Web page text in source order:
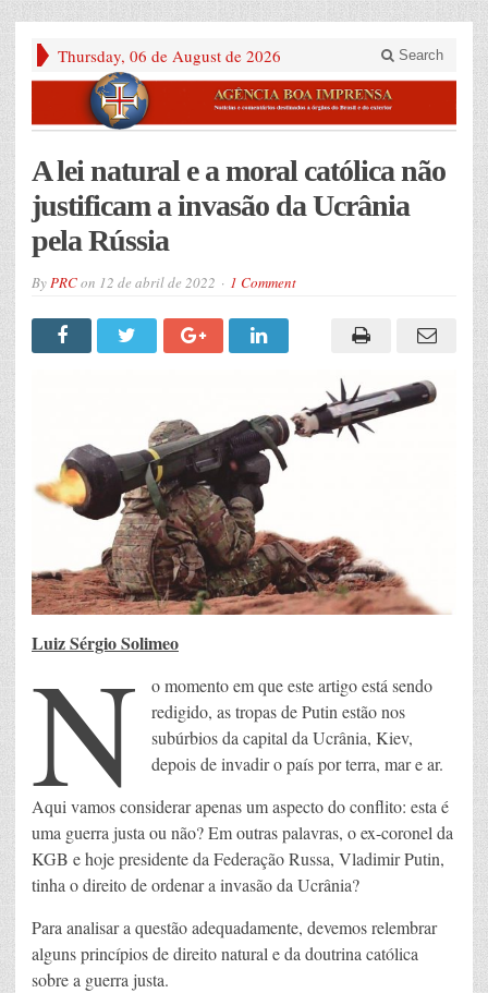
Thursday, 06 de August de 2026 Search
A lei natural e a moral católica não
justificam a invasão da Ucrânia
pela Rússia
ByPRCon 12 de abril de 2022 1 Comment
Luiz Sérgio Solimeo
N
o momento em que este artigo está sendo
redigido, as tropas de Putin estão nos
subúrbios da capital da Ucrânia, Kiev,
depois de invadir o país por terra, mar e ar.
Aqui vamos considerar apenas um aspecto do conflito: esta é
uma guerra justa ou não? Em outras palavras, o ex-coronel da
KGB e hoje presidente da Federação Russa, Vladimir Putin,
tinha o direito de ordenar a invasão da Ucrânia?
Para analisar a questão adequadamente, devemos relembrar
alguns princípios de direito natural e da doutrina católica
sobre a guerra justa.